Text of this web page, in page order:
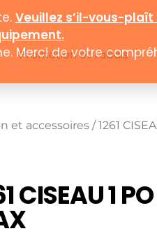
Promotion et rabais
et accessoires / 1261
CISEAU 1